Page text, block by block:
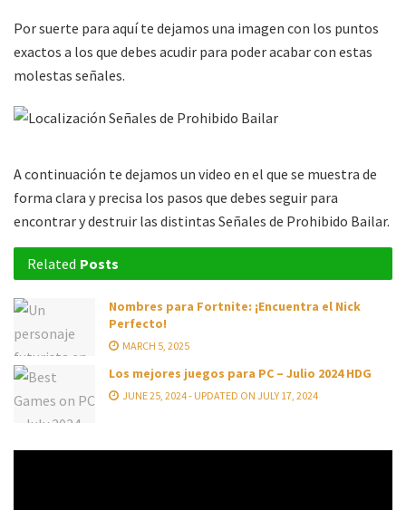
Por suerte para aquí te dejamos una imagen con los puntos
exactos a los que debes acudir para poder acabar con estas
molestas señales.
A continuación te dejamos un video en el que se muestra de
forma clara y precisa los pasos que debes seguir para
encontrar y destruir las distintas Señales de Prohibido Bailar.
Related Posts
Nombres para Fortnite: ¡Encuentra el Nick
Perfecto!
MARCH 5, 2025
Los mejores juegos para PC – Julio 2024 HDG
JUNE 25, 2024 - UPDATED ON JULY 17, 2024